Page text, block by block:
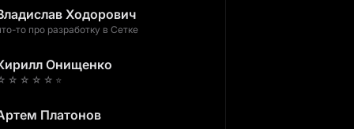
Ходорович
то про разработку в Сетке
Онищенко
☆ ☆ ☆ ☆ ⭐️
Платонов